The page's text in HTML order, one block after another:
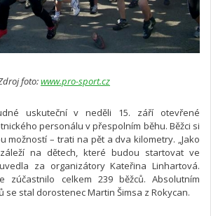
foto:www.pro-sport.cz
uskuteční v neděli 15. září otevřené
personálu v přespolním běhu. Běžci si
možností – trati na pět a dva kilometry. „Jako
na dětech, které budou startovat ve
za organizátory Kateřina Linhartová.
zúčastnilo celkem 239 běžců. Absolutním
se stal dorostenec Martin Šimsa z Rokycan.